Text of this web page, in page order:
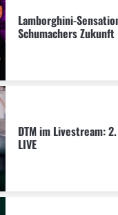
Lamborghini-
Schumachers Zukunft
DTM im Livestream:
LIVE